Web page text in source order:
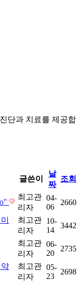
단과 치료를 제공합
글쓴이
날
짜
조회
최고관
리자
04-
06
2660
최고관
리자
10-
14
3442
최고관
리자
06-
20
2735
최고관
리자
05-
23
2698